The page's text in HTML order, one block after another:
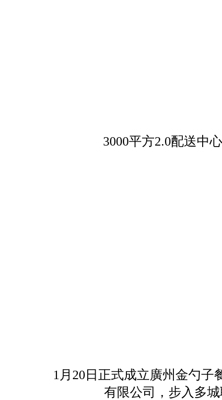
3000平方2.0配送中
1月20日正式成立廣州金勺子
有限公司，步入